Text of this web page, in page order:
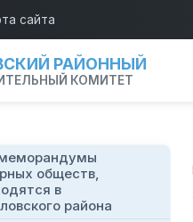
сайта
РАЙОННЫЙ
КОМИТЕТ
обществ,
в
района